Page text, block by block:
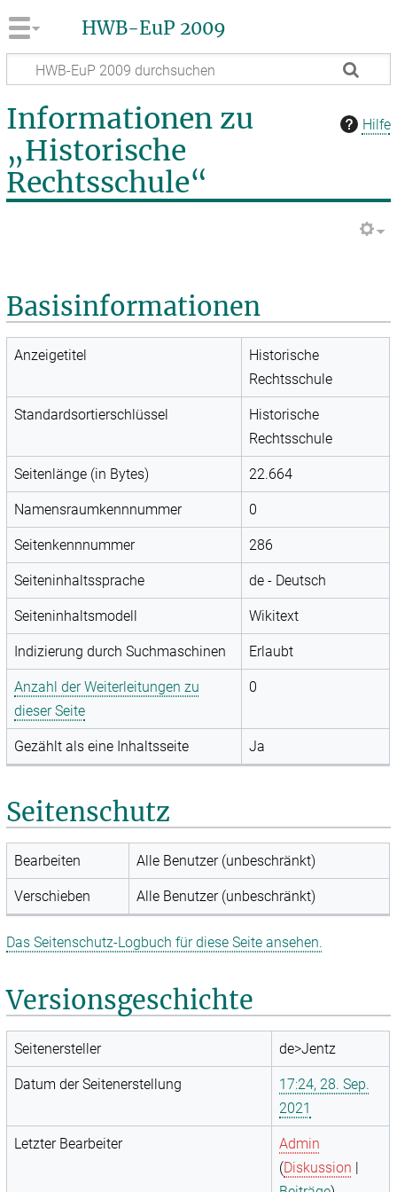
HWB-EuP 2009
Hilfe
Informationen zu
„Historische
Rechtsschule“
Basisinformationen
Anzeigetitel
Historische
Rechtsschule
Standardsortierschlüssel
Historische
Rechtsschule
Seitenlänge (in Bytes) 22.664
Namensraumkennnummer 0
Seitenkennnummer 286
Seiteninhaltssprache de - Deutsch
Seiteninhaltsmodell Wikitext
Indizierung durch Suchmaschinen Erlaubt
Anzahl der Weiterleitungen zu
dieser Seite
0
Gezählt als eine Inhaltsseite Ja
Seitenschutz
Bearbeiten Alle Benutzer (unbeschränkt)
Verschieben Alle Benutzer (unbeschränkt)
Das Seitenschutz-Logbuch für diese Seite ansehen.
Versionsgeschichte
Seitenersteller de>Jentz
Datum der Seitenerstellung
17:24, 28. Sep.
2021
Letzter Bearbeiter
Admin
(Diskussion